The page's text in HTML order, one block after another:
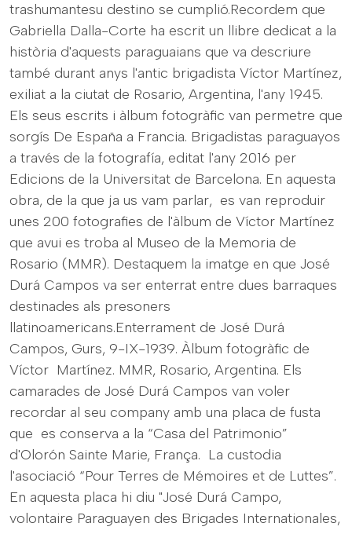
trashumantesu destino se cumplió.Recordem que
Gabriella Dalla-Corte ha escrit un llibre dedicat a la
història d'aquests paraguaians que va descriure
també durant anys l'antic brigadista Víctor Martínez,
exiliat a la ciutat de Rosario, Argentina, l'any 1945.
Els seus escrits i àlbum fotogràfic van permetre que
sorgís De España a Francia. Brigadistas paraguayos
a través de la fotografía, editat l'any 2016 per
Edicions de la Universitat de Barcelona. En aquesta
obra, de la que ja us vam parlar, es van reproduir
unes 200 fotografies de l'àlbum de Víctor Martínez
que avui es troba al Museo de la Memoria de
Rosario (MMR). Destaquem la imatge en que José
Durá Campos va ser enterrat entre dues barraques
destinades als presoners
llatinoamericans.Enterrament de José Durá
Campos, Gurs, 9-IX-1939. Àlbum fotogràfic de
Víctor Martínez. MMR, Rosario, Argentina. Els
camarades de José Durá Campos van voler
recordar al seu company amb una placa de fusta
que es conserva a la “Casa del Patrimonio”
d'Olorón Sainte Marie, França. La custodia
l'asociació “Pour Terres de Mémoires et de Luttes”.
En aquesta placa hi diu "José Durá Campo,
volontaire Paraguayen des Brigades Internationales,